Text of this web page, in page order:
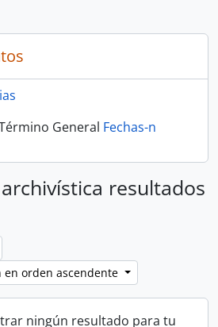
General Fechas-n
resultados
en orden ascendente
ningún resultado para tu